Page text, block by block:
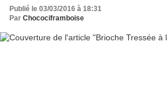
Publié le 03/03/2016 à 18:31
Par Chocociframboise